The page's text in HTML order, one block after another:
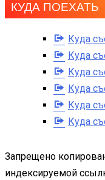
КУДА ПОЕХАТЬ
Куда
Куда
Куда
Куда
Куда
Куда
Запрещено
индексируемой